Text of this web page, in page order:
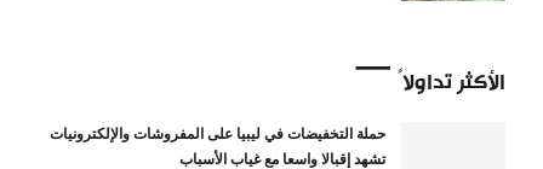
الأكثر تداولاً
حملة التخفيضات في ليبيا على المفروشات والإلكترونيات
تشهد إقبالا واسعا مع غياب الأسباب